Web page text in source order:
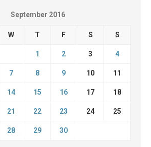
September 2016
W T F S S
1 2 3 4
7 8 9 10 11
14 15 16 17 18
21 22 23 24 25
28 29 30